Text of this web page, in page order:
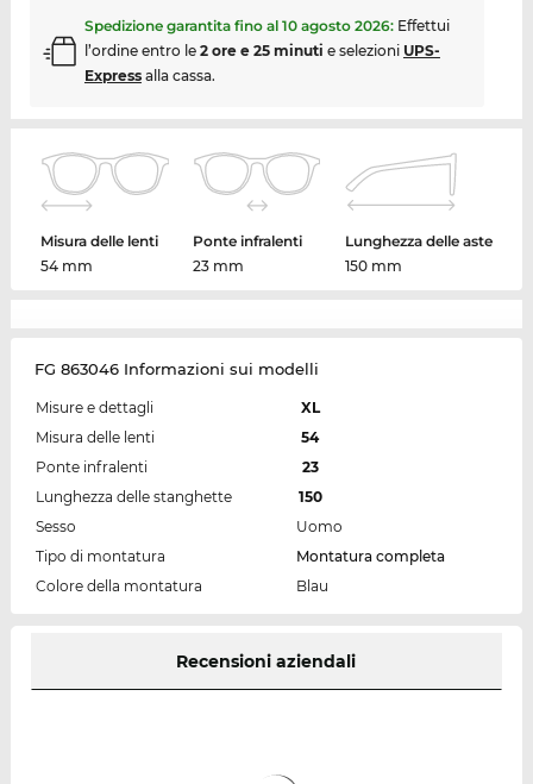
Spedizione garantita fino al 10 agosto 2026: Effettui
l’ordine entro le 2 ore e 25 minuti e selezioni UPS-
Expressalla cassa.
Misura delle lenti
54 mm
Ponte infralenti
23 mm
Lunghezza delle aste
150 mm
FG 863046 Informazioni sui modelli
Misure e dettagli
XL
Misura delle lenti
54
Ponte infralenti
23
Lunghezza delle stanghette
150
Sesso
Uomo
Tipo di montatura
Montatura completa
Colore della montatura
Blau
Recensioni aziendali